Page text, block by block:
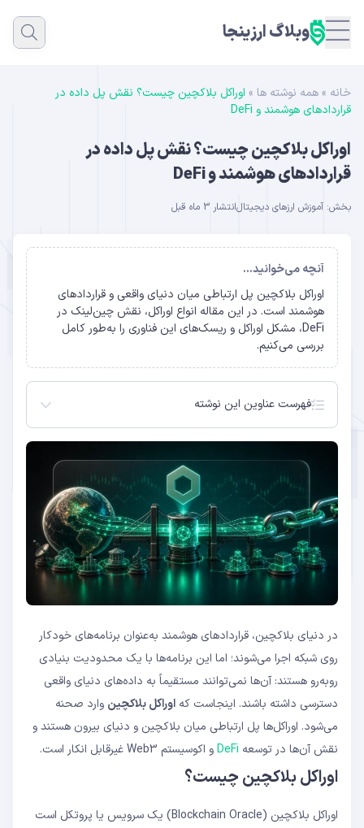
وبلاگ ارزینجا
خانه » همه نوشته ها » اوراکل بلاکچین چیست؟ نقش پل داده در
قراردادهای هوشمند و DeFi
اوراکل بلاکچین چیست؟ نقش پل داده در
قراردادهای هوشمند و DeFi
بخش: آموزش ارزهای دیجیتالانتشار 3 ماه قبل
آنچه می‌خوانید...
اوراکل بلاکچین پل ارتباطی میان دنیای واقعی و قراردادهای
هوشمند است. در این مقاله انواع اوراکل، نقش چین‌لینک در
DeFi، مشکل اوراکل و ریسک‌های این فناوری را به‌طور کامل
بررسی می‌کنیم.
فهرست عناوین این نوشته
مقایسه اوراکل‌های متمرکز و غیرمتمرکز
چین‌لینک؛ پیشرو بازار اوراکل‌های بلاکچین
نقش اوراکل‌ها در DeFi
مقایسه بهترین اوراکل‌های بلاکچین
ریسک‌ها و چالش‌های اوراکل بلاکچین
آینده اوراکل‌های بلاکچین
سوالات متداول
مسئله اوراکل چیست؟
۱. اوراکل‌های ورودی (Input Oracles)
۳. اوراکل‌های ترکیبی (Cross-Chain Oracles)
۴. اوراکل‌های محاسباتی (Compute-Enabled
Oracles)
معماری چین‌لینک چگونه کار می‌کند؟
سرویس‌های اصلی چین‌لینک
وام‌دهی و استقراض (Lending & Borrowing)
صرافی‌های غیرمتمرکز (DEX)
مشتقات و قراردادهای آتی (Derivatives)
استیبل کوین‌های الگوریتمی
نقش چین‌لینک در اکوسیستم DeFi چیست؟
در دنیای بلاکچین، قراردادهای هوشمند به‌عنوان برنامه‌های خودکار
روی شبکه اجرا می‌شوند؛ اما این برنامه‌ها با یک محدودیت بنیادی
روبه‌رو هستند: آن‌ها نمی‌توانند مستقیماً به داده‌های دنیای واقعی
دسترسی داشته باشند. اینجاست که اوراکل بلاکچین وارد صحنه
می‌شود. اوراکل‌ها پل ارتباطی میان بلاکچین و دنیای بیرون هستند و
نقش آن‌ها در توسعه DeFiو اکوسیستم Web3 غیرقابل انکار است.
اوراکل بلاکچین چیست؟
اوراکل بلاکچین (Blockchain Oracle) یک سرویس یا پروتکل است